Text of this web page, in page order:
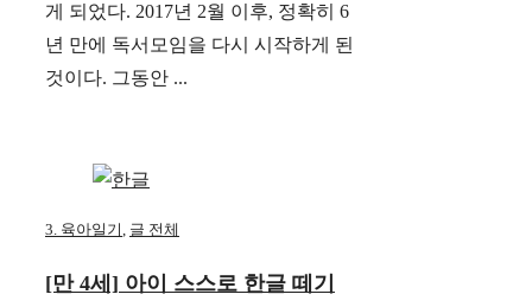
게 되었다. 2017년 2월 이후, 정확히 6
년 만에 독서모임을 다시 시작하게 된
것이다. 그동안 ...
3. 육아일기 글 전체
[만 4세] 아이 스스로 한글 떼기